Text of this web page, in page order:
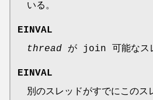
いる。
EINVAL
thread が join 可能なスレ
EINVAL
別のスレッドがすでにこの